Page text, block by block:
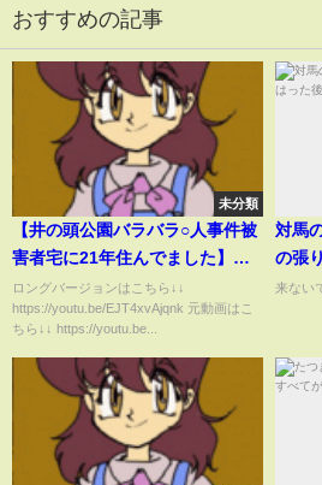
おすすめの記事
未分類
【井の頭公園バラバラ○人事件被
害者宅に21年住んでました】岡
田斗司夫・サイコパスおじさ
ん・未解決事件・3代未解決事
件・犯罪抑制・道徳・博愛・友
愛 #shorts
ロングバージョンはこちら↓↓
https://youtu.be/EJT4xvAjqnk 元動画はこ
ちら↓↓ https://youtu.be...
対馬
の張
タバ
来ない